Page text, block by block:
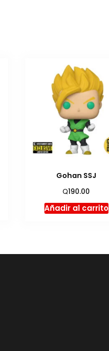
Gohan SSJ
Q190.00
Añadir al carrito